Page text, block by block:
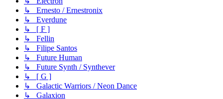
↳ Ernesto / Ernestronix
↳ Everdune
↳ [ F ]
↳ Fellin
↳ Filipe Santos
↳ Future Human
↳ Future Synth / Synthever
↳ [ G ]
↳ Galactic Warriors / Neon Dance
↳ Galaxion